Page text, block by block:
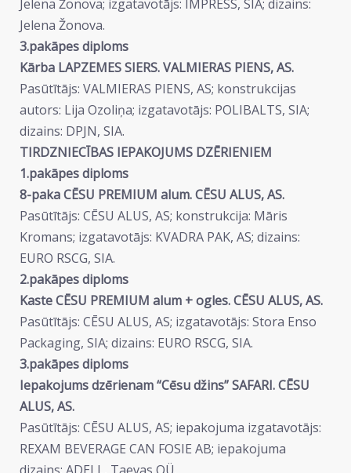
Jelena Žonova; izgatavotājs: IMPRESS, SIA; dizains:
Jelena Žonova.
3.pakāpes diploms
Kārba LAPZEMES SIERS. VALMIERAS PIENS, AS.
Pasūtītājs: VALMIERAS PIENS, AS; konstrukcijas
autors: Lija Ozoliņa; izgatavotājs: POLIBALTS, SIA;
dizains: DPJN, SIA.
TIRDZNIECĪBAS IEPAKOJUMS DZĒRIENIEM
1.pakāpes diploms
8-paka CĒSU PREMIUM alum. CĒSU ALUS, AS.
Pasūtītājs: CĒSU ALUS, AS; konstrukcija: Māris
Kromans; izgatavotājs: KVADRA PAK, AS; dizains:
EURO RSCG, SIA.
2.pakāpes diploms
Kaste CĒSU PREMIUM alum + ogles. CĒSU ALUS, AS.
Pasūtītājs: CĒSU ALUS, AS; izgatavotājs: Stora Enso
Packaging, SIA; dizains: EURO RSCG, SIA.
3.pakāpes diploms
Iepakojums dzērienam “Cēsu džins” SAFARI. CĒSU
ALUS, AS.
Pasūtītājs: CĒSU ALUS, AS; iepakojuma izgatavotājs:
REXAM BEVERAGE CAN FOSIE AB; iepakojuma